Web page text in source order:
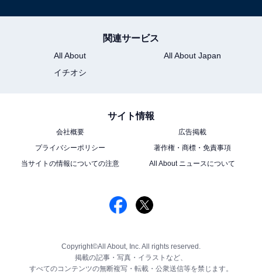
関連サービス
All About
All About Japan
イチオシ
サイト情報
会社概要
広告掲載
プライバシーポリシー
著作権・商標・免責事項
当サイトの情報についての注意
All About ニュースについて
Copyright©All About, Inc. All rights reserved.
掲載の記事・写真・イラストなど、
すべてのコンテンツの無断複写・転載・公衆送信等を禁じます。